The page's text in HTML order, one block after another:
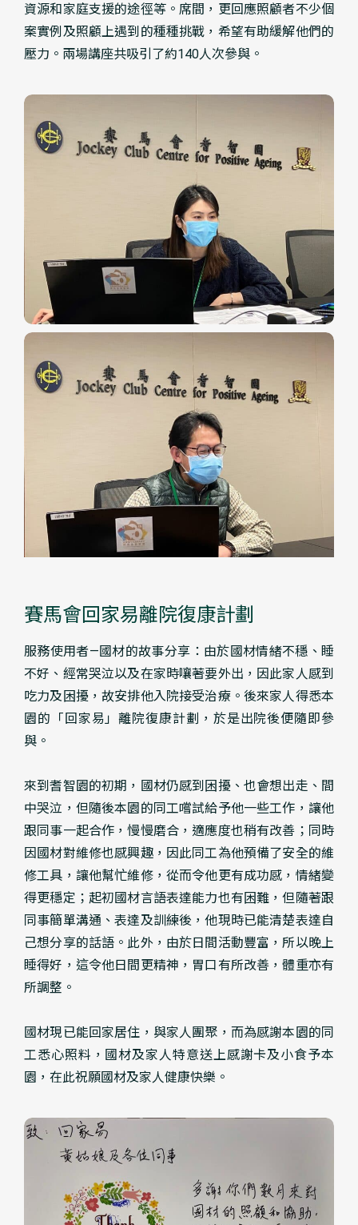
資源和家庭支援的途徑等。席間，更回應照顧者不少個
案實例及照顧上遇到的種種挑戰，希望有助緩解他們的
壓力。兩場講座共吸引了約140人次參與。
賽馬會回家易離院復康計劃
服務使用者—國材的故事分享：由於國材情緒不穩、睡
不好、經常哭泣以及在家時嚷著要外出，因此家人感到
吃力及困擾，故安排他入院接受治療。後來家人得悉本
園的「回家易」離院復康計劃，於是出院後便隨即參
與。
來到耆智園的初期，國材仍感到困擾、也會想出走、間
中哭泣，但隨後本園的同工嚐試給予他一些工作，讓他
跟同事一起合作，慢慢磨合，適應度也稍有改善；同時
因國材對維修也感興趣，因此同工為他預備了安全的維
修工具，讓他幫忙維修，從而令他更有成功感，情緒變
得更穩定；起初國材言語表達能力也有困難，但隨著跟
同事簡單溝通、表達及訓練後，他現時已能清楚表達自
己想分享的話語。此外，由於日間活動豐富，所以晚上
睡得好，這令他日間更精神，胃口有所改善，體重亦有
所調整。
國材現已能回家居住，與家人團聚，而為感謝本園的同
工悉心照料，國材及家人特意送上感謝卡及小食予本
園，在此祝願國材及家人健康快樂。